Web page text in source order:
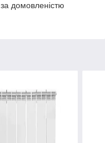
домовленістю